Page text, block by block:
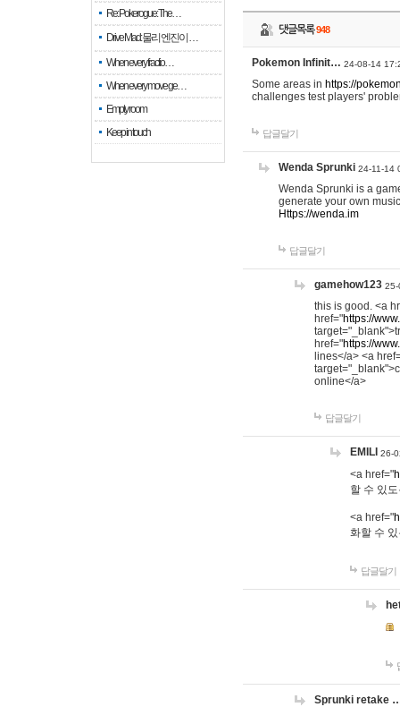
Re: Pokerogue: The…
Drive Mad: 물리 엔진이 …
When every fractio…
When every move ge…
Empty room
Keep in touch
댓글목록948
Pokemon Infinit… 24-08-14
Some areas in https://
challenges test players'
답글달기
Wenda Sprunki 24-11-14
Wenda Sprunki is a
generate your own
Https://wenda.im
답글달기
gamehow123 25-
this is good. <a
href="https://
href="https://
lines</a> <a
online</a>
답글달기
EMILI 26-
<a href="
할 수 있
<a href="
화할 수
답글달기
Sprunki retake